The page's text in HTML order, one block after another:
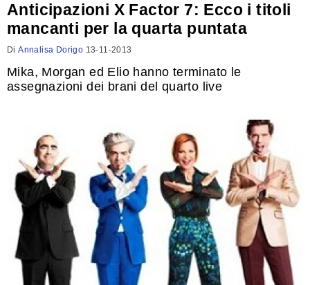
Anticipazioni X Factor 7: Ecco i titoli
mancanti per la quarta puntata
DiAnnalisa Dorigo 13-11-2013
Mika, Morgan ed Elio hanno terminato le
assegnazioni dei brani del quarto live